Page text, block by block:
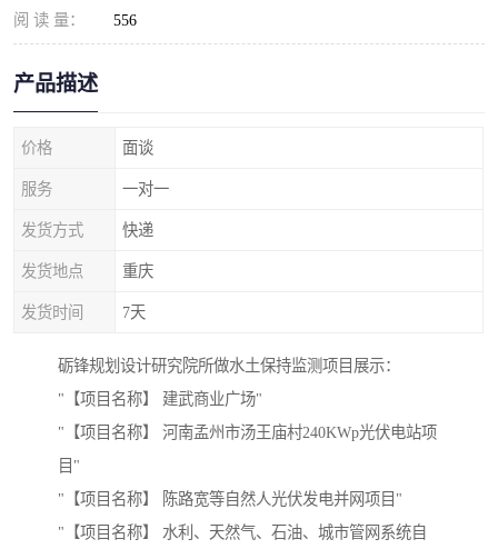
阅 读 量： 556
产品描述
价格 面谈
服务 一对一
发货方式 快递
发货地点 重庆
发货时间 7天
砺锋规划设计研究院所做水土保持监测项目展示：
"【项目名称】 建武商业广场"
"【项目名称】 河南孟州市汤王庙村240KWp光伏电站项
目"
"【项目名称】 陈路宽等自然人光伏发电并网项目"
"【项目名称】 水利、天然气、石油、城市管网系统自